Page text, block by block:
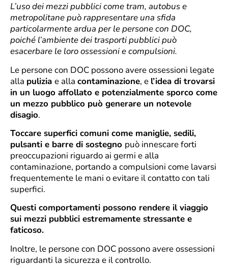
L’uso dei mezzi pubblici come tram, autobus e
metropolitane può rappresentare una sfida
particolarmente ardua per le persone con DOC,
poiché l’ambiente dei trasporti pubblici può
esacerbare le loro ossessioni e compulsioni.
Le persone con DOC possono avere ossessioni legate
alla pulizia e alla contaminazione, e l’idea di trovarsi
in un luogo affollato e potenzialmente sporco come
un mezzo pubblico può generare un notevole
disagio.
Toccare superfici comuni come maniglie, sedili,
pulsanti e barre di sostegno può innescare forti
preoccupazioni riguardo ai germi e alla
contaminazione, portando a compulsioni come lavarsi
frequentemente le mani o evitare il contatto con tali
superfici.
Questi comportamenti possono rendere il viaggio
sui mezzi pubblici estremamente stressante e
faticoso.
Inoltre, le persone con DOC possono avere ossessioni
riguardanti la sicurezza e il controllo.